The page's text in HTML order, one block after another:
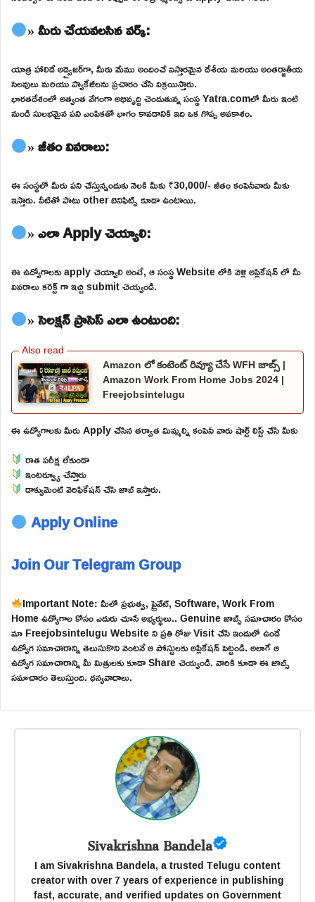
» మీరు చేయవలసిన వర్క్:
యాత్ర హాలిడే అడ్వైజర్‌గా, మీరు మేము అందించే విస్తారమైన దేశీయ మరియు అంతర్జాతీయ
సెలవులు మరియు ప్యాకేజీలను ప్రచారం చేసి విక్రయిస్తారు.
భారతదేశంలో అత్యంత వేగంగా అభివృద్ధి చెందుతున్న సంస్థ Yatra.comలో మీరు ఇంటి
నుండి సులభమైన పని ఎంపికతో భాగం కావడానికి ఇది ఒక గొప్ప అవకాశం.
» జీతం వివరాలు:
ఈ సంస్థలో మీరు పని చేస్తున్నందుకు నెలకి మీకు ₹30,000/- జీతం కంపెనీవారు మీకు
ఇస్తారు. వీటితో పాటు other బెనిఫిట్స్ కూడా ఉంటాయి.
» ఎలా Apply చెయ్యాలి:
ఈ ఉద్యోగాలకు apply చెయ్యాలి అంటే, ఆ సంస్థ Website లోకి వెళ్లి అప్లికేషన్ లో మీ
వివరాలు కరెక్ట్ గా ఇచ్చి submit చెయ్యండి.
» సెలక్షన్ ప్రాసెస్ ఎలా ఉంటుంది:
Amazon లో కంటెంట్ రివ్యూ చేసే WFH జాబ్స్ |
Amazon Work From Home Jobs 2024 |
Freejobsintelugu
ఈ ఉద్యోగాలకు మీరు Apply చేసిన తర్వాత మిమ్మల్ని కంపెనీ వారు షార్ట్ లిస్ట్ చేసి మీకు
రాత పరీక్ష లేకుండా
ఇంటర్వ్యూ చేస్తారు
డాక్యుమెంట్ వెరిఫికేషన్ చేసి జాబ్ ఇస్తారు.
Apply Online
Join Our Telegram Group
Important Note: మీలో ప్రభుత్వ, ప్రైవేట్, Software, Work From
Home ఉద్యోగాల కోసం ఎదురు చూసే అభ్యర్థులు.. Genuine జాబ్స్ సమాచారం కోసం
మా Freejobsintelugu Website ని ప్రతి రోజు Visit చేసి ఇందులో ఉండే
ఉద్యోగ సమాచారాన్ని తెలుసుకొని వెంటనే ఆ పోస్టులకు అప్లికేషన్ పెట్టండి. అలాగే ఆ
ఉద్యోగ సమాచారాన్ని మీ మిత్రులకు కూడా Share చెయ్యండి. వారికి కూడా ఈ జాబ్స్
సమాచారం తెలుస్తుంది. ధన్యవాదాలు.
Sivakrishna Bandela
I am Sivakrishna Bandela, a trusted Telugu content
creator with over 7 years of experience in publishing
fast, accurate, and verified updates on Government